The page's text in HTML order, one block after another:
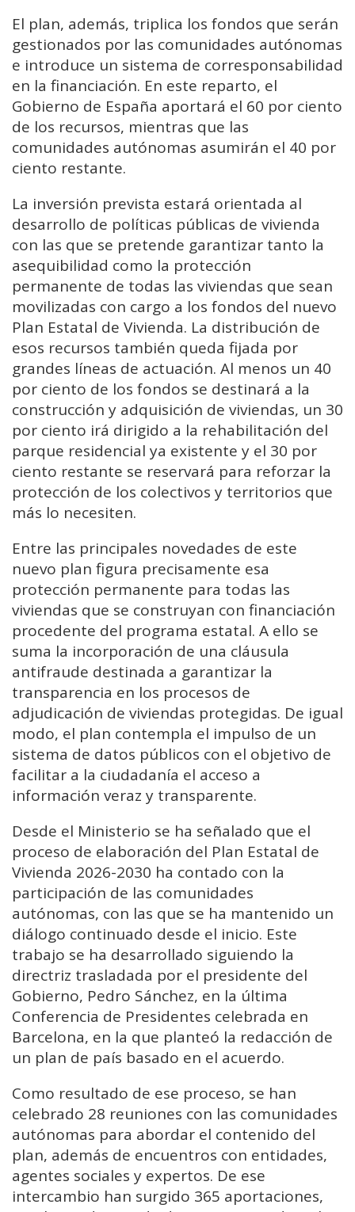
El plan, además, triplica los fondos que serán
gestionados por las comunidades autónomas
e introduce un sistema de corresponsabilidad
en la financiación. En este reparto, el
Gobierno de España aportará el 60 por ciento
de los recursos, mientras que las
comunidades autónomas asumirán el 40 por
ciento restante.
La inversión prevista estará orientada al
desarrollo de políticas públicas de vivienda
con las que se pretende garantizar tanto la
asequibilidad como la protección
permanente de todas las viviendas que sean
movilizadas con cargo a los fondos del nuevo
Plan Estatal de Vivienda. La distribución de
esos recursos también queda fijada por
grandes líneas de actuación. Al menos un 40
por ciento de los fondos se destinará a la
construcción y adquisición de viviendas, un 30
por ciento irá dirigido a la rehabilitación del
parque residencial ya existente y el 30 por
ciento restante se reservará para reforzar la
protección de los colectivos y territorios que
más lo necesiten.
Entre las principales novedades de este
nuevo plan figura precisamente esa
protección permanente para todas las
viviendas que se construyan con financiación
procedente del programa estatal. A ello se
suma la incorporación de una cláusula
antifraude destinada a garantizar la
transparencia en los procesos de
adjudicación de viviendas protegidas. De igual
modo, el plan contempla el impulso de un
sistema de datos públicos con el objetivo de
facilitar a la ciudadanía el acceso a
información veraz y transparente.
Desde el Ministerio se ha señalado que el
proceso de elaboración del Plan Estatal de
Vivienda 2026-2030 ha contado con la
participación de las comunidades
autónomas, con las que se ha mantenido un
diálogo continuado desde el inicio. Este
trabajo se ha desarrollado siguiendo la
directriz trasladada por el presidente del
Gobierno, Pedro Sánchez, en la última
Conferencia de Presidentes celebrada en
Barcelona, en la que planteó la redacción de
un plan de país basado en el acuerdo.
Como resultado de ese proceso, se han
celebrado 28 reuniones con las comunidades
autónomas para abordar el contenido del
plan, además de encuentros con entidades,
agentes sociales y expertos. De ese
intercambio han surgido 365 aportaciones,